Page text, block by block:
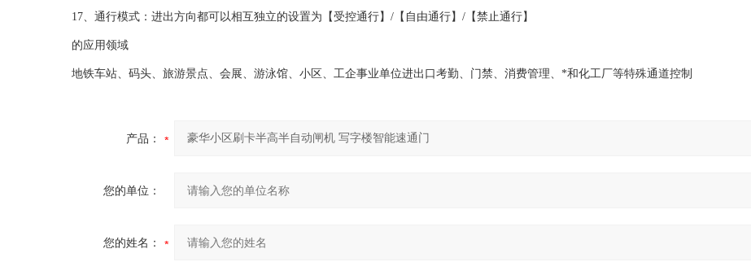
17、通行模式：进出方向都可以相互独立的设置为【受控通行】/【自由通行】/【禁止通行】
的应用领域
地铁车站、码头、旅游景点、会展、游泳馆、小区、工企事业单位进出口考勤、门禁、消费管理、*和化工厂等特殊通道控制
产品：
您的单位：
您的姓名：